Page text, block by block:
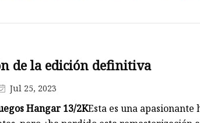
de la edición definitiva
Jul 25, 2023
Hangar 13/2KEsta es una